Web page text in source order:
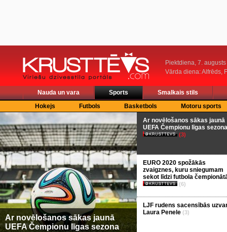
Piektdiena, 7. augusts
Vārda diena: Alfrēds,
Nauda un vara Sports
Smalkais stils
Hokejs
Futbols Basketbols Motoru sports
Ar novēlošanos sākas jaunā
UEFA Čempionu līgas sezona
Ar novēlošanos sākas jaunā
UEFA Čempionu līgas sezona
(3)
EURO 2020 spožākās
zvaigznes, kuru sniegumam
sekot līdzi futbola
(6)
LJF rudens sacensībās
Laura Penele (3)